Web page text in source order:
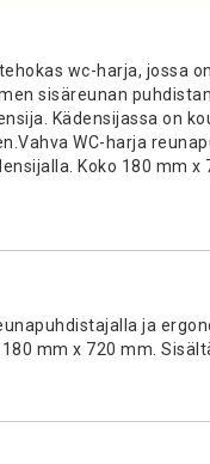
wc-harja, jossa
sisäreunan
Kädensijassa on
WC-harja
Koko 180 mm x
ja
mm x 720 mm.